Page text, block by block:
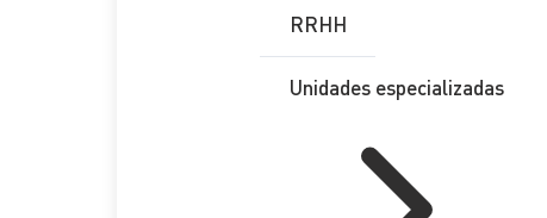
RRHH
Unidades especializadas